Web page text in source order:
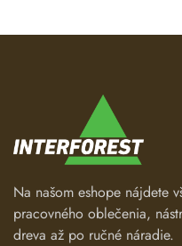
Na našom eshope nájdete
pracovného oblečenia,
dreva až po ručné náradie.